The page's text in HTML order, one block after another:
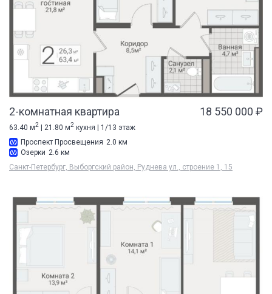
2-комнатная квартира 18 550 000 ₽
63.40 м2 | 21.80 м2 кухня | 1/13 этаж
Проспект Просвещения 2.0 км
Озерки 2.6 км
Санкт-Петербург, Выборгский район, Руднева ул., строение 1, 15